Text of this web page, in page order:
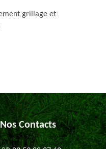
grillage et
Nos Contacts